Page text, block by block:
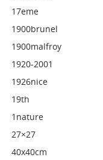
17eme
1900brunel
1900malfroy
1920-2001
1926nice
19th
1nature
27×27
40x40cm